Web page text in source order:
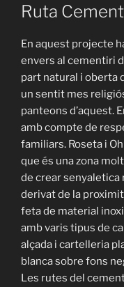
Ruta
En aquest projecte
envers al cementiri
part natural i oberta
un sentit mes
panteons d’aquest.
amb compte de
familiars. Roseta i
que és una zona
de crear senyaletica
derivat de la
feta de material
amb varis tipus de
alçada i cartelleria
blanca sobre fons
Les rutes del